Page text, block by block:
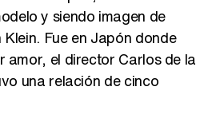
y siendo imagen de
Fue en Japón donde
amor, el director Carlos de la
una relación de cinco